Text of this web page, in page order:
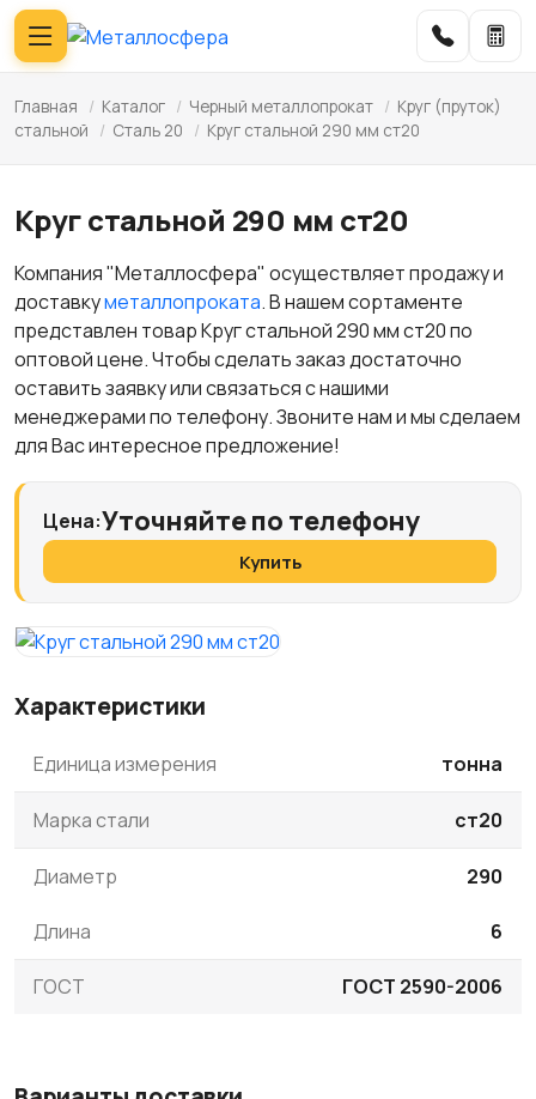
Главная / Каталог / Черный металлопрокат / Круг (пруток)
стальной
/ Сталь 20 / Круг стальной 290 мм ст20
Круг стальной 290 мм ст20
Компания "Металлосфера" осуществляет продажу и
доставкуметаллопроката. В нашем сортаменте
представлен товар Круг стальной 290 мм ст20 по
оптовой цене. Чтобы сделать заказ достаточно
оставить заявку или связаться с нашими
менеджерами по телефону. Звоните нам и мы сделаем
для Вас интересное предложение!
Цена:Уточняйте по телефону
Купить
Характеристики
Единица измерения тонна
Марка стали ст20
Диаметр 290
Длина 6
ГОСТ ГОСТ 2590-2006